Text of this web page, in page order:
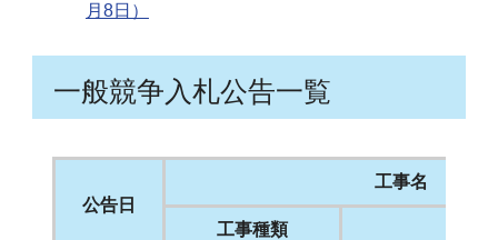
月8日）
一般競争入札公告一覧
公告日
工事名
工事種類